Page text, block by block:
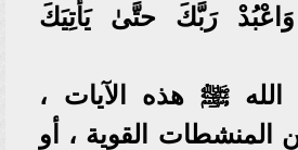
رَبَّكَ حتَّىٰ يَأْتِيَكَ
الله ﷺ هذه الآيات ،
المنشطات القوية ، أو